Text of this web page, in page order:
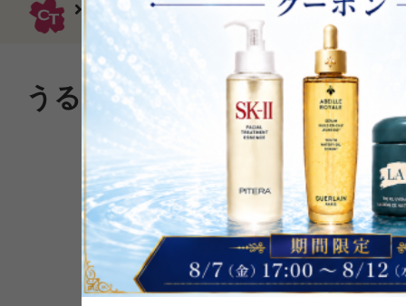
クラランス 乳液 アクティヴEG ジ
うるおいを与え、くすみを感
ある肌へ！
22%
OFF